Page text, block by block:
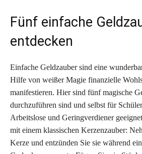
Fünf einfache
entdecken
Einfache Geldzauber sind eine
Hilfe von weißer Magie finanzielle
manifestieren. Hier sind fünf magische
durchzuführen sind und selbst für
Arbeitslose und Geringverdiener
mit einem klassischen Kerzenzauber:
Kerze und entzünden Sie sie während